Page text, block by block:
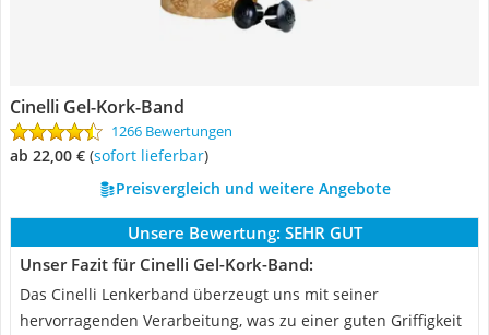
Cinelli Gel-Kork-Band
1266 Bewertungen
ab 22,00 € ( Sofort lieferbar)
Preisvergleich und weitere Angebote
Unsere Bewertung: SEHR GUT
Unser Fazit für Cinelli Gel-Kork-Band:
Das Cinelli Lenkerband überzeugt uns mit seiner
hervorragenden Verarbeitung, was zu einer guten Griffigkeit